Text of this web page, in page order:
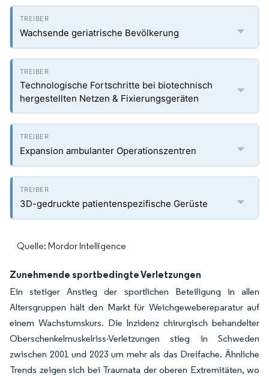
Wachsende geriatrische Bevölkerung
Technologische Fortschritte bei biotechnisch
hergestellten Netzen & Fixierungsgeräten
Expansion ambulanter Operationszentren
3D-gedruckte patientenspezifische Gerüste
Quelle: Mordor Intelligence
Zunehmende sportbedingte Verletzungen
Ein stetiger Anstieg der sportlichen Beteiligung in allen
Altersgruppen hält den Markt für Weichgewebereparatur auf
einem Wachstumskurs. Die Inzidenz chirurgisch behandelter
Oberschenkelmuskelriss-Verletzungen stieg in Schweden
zwischen 2001 und 2023 um mehr als das Dreifache. Ähnliche
Trends zeigen sich bei Traumata der oberen Extremitäten, wo